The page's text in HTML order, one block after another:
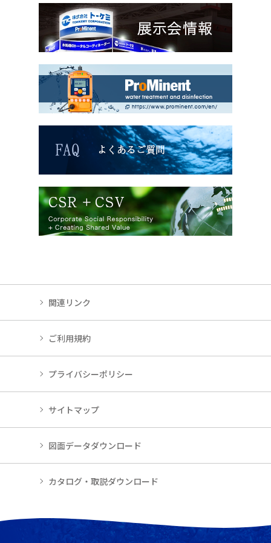
関連リンク
ご利用規約
プライバシーポリシー
サイトマップ
図面データダウンロード
カタログ・取説ダウンロード